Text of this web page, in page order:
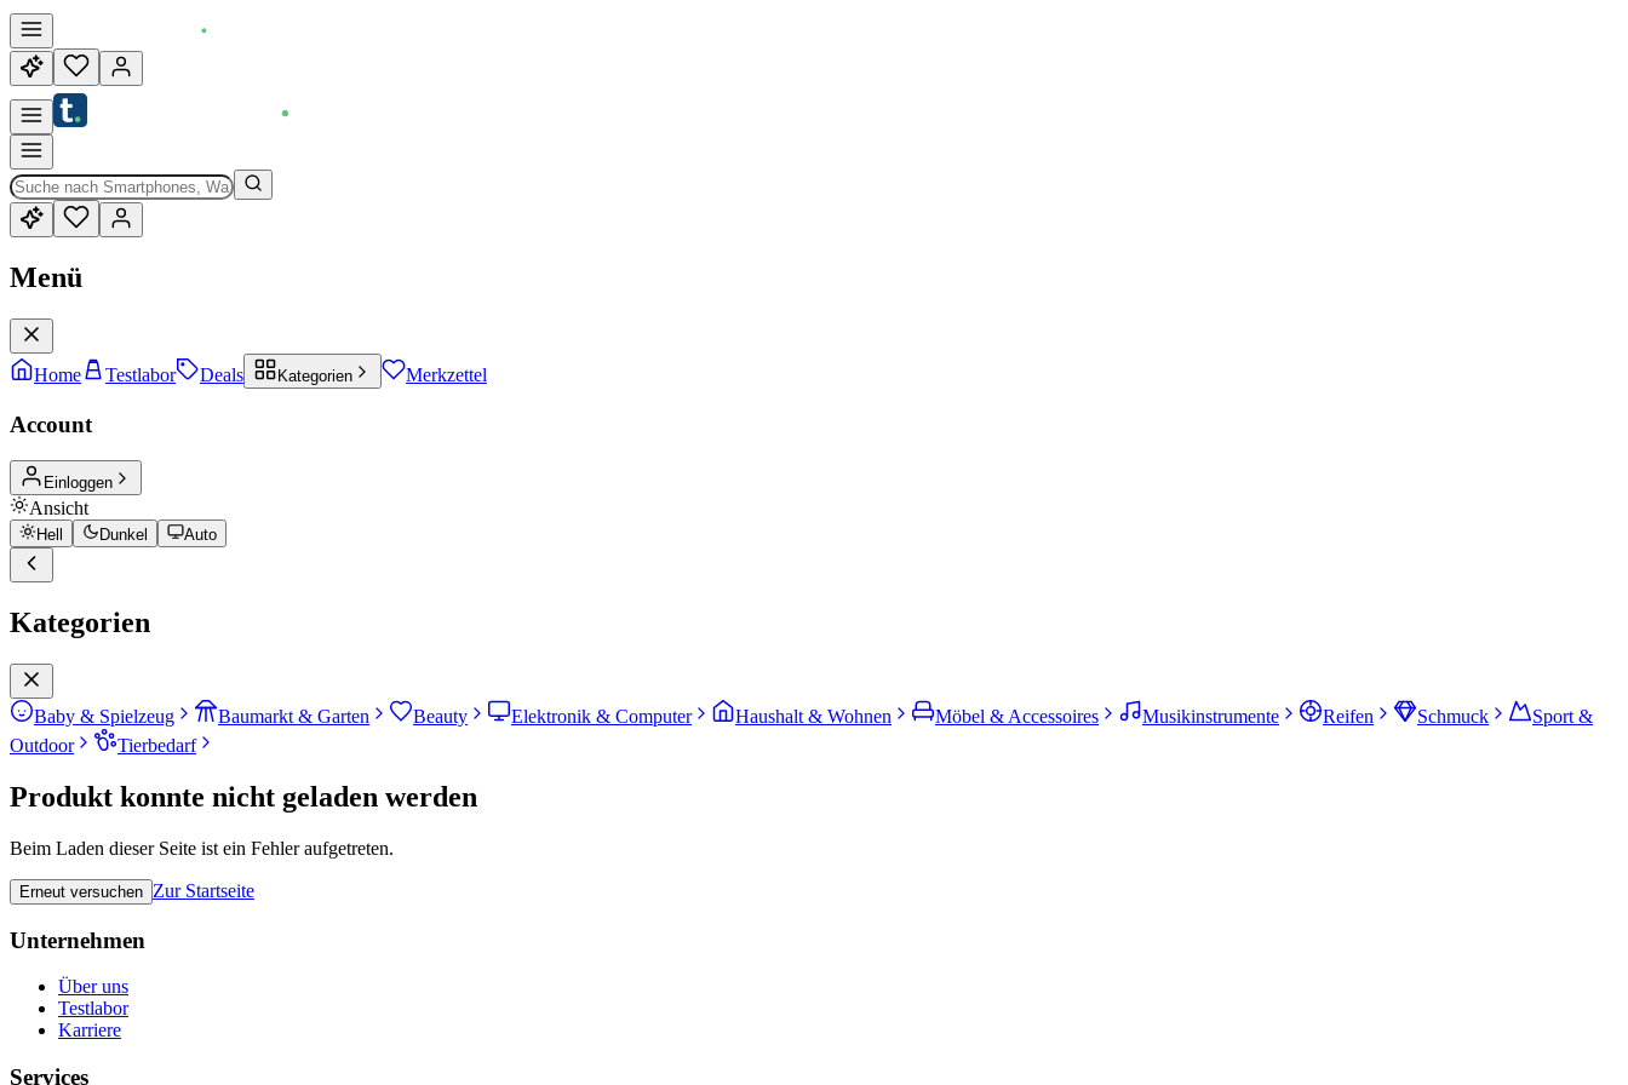
Menü
Home Testlabor Deals Kategorien Merkzettel
Account
Einloggen
Ansicht
Hell Dunkel Auto
Kategorien
Baby & Spielzeug Baumarkt & Garten Beauty Elektronik & Computer Haushalt & Wohnen Möbel & Accessoires Musikinstrumente Reifen Schmuck
Sport &
Outdoor
Tierbedarf
Produkt konnte nicht geladen werden
Beim Laden dieser Seite ist ein Fehler aufgetreten.
Erneut versuchen Zur Startseite
Unternehmen
Über uns
Testlabor
Karriere
Services